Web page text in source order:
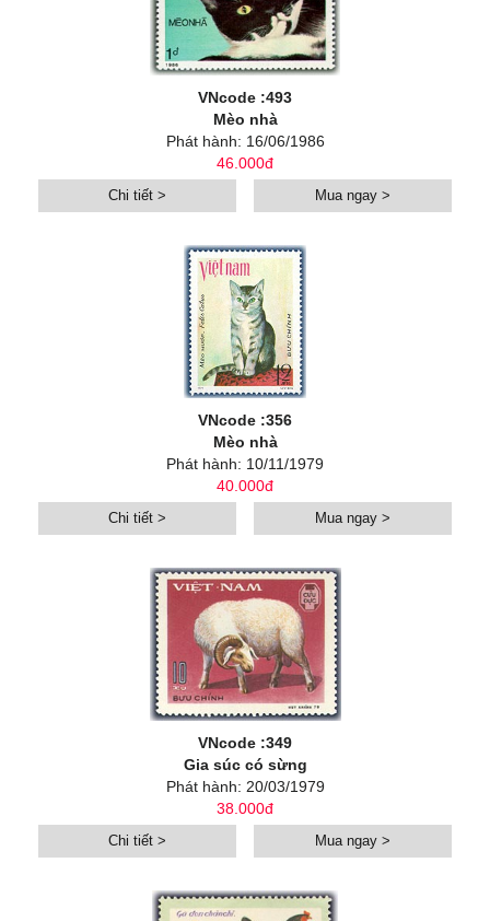
VNcode :493
Mèo nhà
Phát hành: 16/06/1986
46.000đ
Chi tiết > Mua ngay >
VNcode :356
Mèo nhà
Phát hành: 10/11/1979
40.000đ
Chi tiết > Mua ngay >
VNcode :349
Gia súc có sừng
Phát hành: 20/03/1979
38.000đ
Chi tiết > Mua ngay >